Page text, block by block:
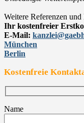
Weitere Referenzen
Ihr kostenfreier
E-Mail:
München
Berlin
Kostenfreie
Name